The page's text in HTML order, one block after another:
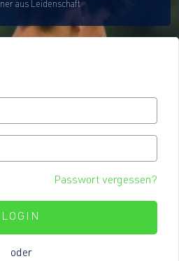
aus Leidenschaft
Passwort vergessen?
LOGIN
oder